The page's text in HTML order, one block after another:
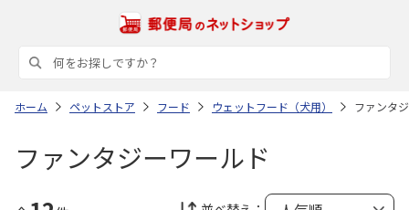
ホーム ペットストア フード ウェットフード（犬用） ファンタ
ファンタジーワールド